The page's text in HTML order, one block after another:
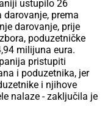
ustupilo 26
prema
darovanje, prije
poduzetničke
milijuna eura.
pristupiti
i poduzetnika, jer
i njihove
nalaze - zaključila je